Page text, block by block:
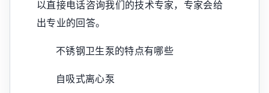
以直接电话咨询我们的技术专家，专家会给
出专业的回答。
不锈钢卫生泵的特点有哪些
自吸式离心泵